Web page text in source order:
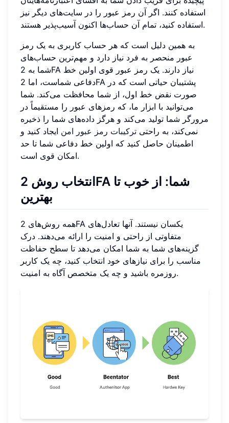
استفاده کنند. اگر آن رمز عبور را در سایت‌های دیگر نیز
استفاده کنید، تمام آن حساب‌ها اکنون آسیب‌پذیر هستند.
به همین دلیل است که هر حساب کاربری به یک رمز
عبور منحصر به فرد نیاز دارد و مهم‌ترین حساب‌های
شما به 2FA نیاز دارند. یک رمز عبور قوی اولین خط
دفاعی شماست، اما 2FA پشتیبان حیاتی است که در
صورت نقض خط اول، از شما محافظت می‌کند. شما
می‌توانید با ابزار ما، که رمزهای عبور را مستقیماً در
مرورگر شما تولید می‌کند و هرگز داده‌های شما را ذخیره
نمی‌کند، به راحتی ترکیبات رمز عبور امن ایجاد کنید و
اطمینان حاصل کنید که اولین خط دفاعی شما تا حد
امکان قوی است.
انتخاب روش 2FA شما: از خوب تا
بهترین
همه روش‌های 2FA یکسان نیستند. آنها تعادل‌های
متفاوتی از راحتی و امنیت را ارائه می‌دهند. درک
گزینه‌های شما به شما امکان می‌دهد تا سطح حفاظت
مناسب را برای نیازهای خود انتخاب کنید، چه یک کاربر
روزمره باشید و چه یک متخصص آگاه به امنیت.